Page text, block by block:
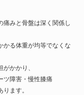
痛みと骨盤は深く関係し
かる体重が均等でなくな
かかり、
ツ障害・慢性膝痛
ます。